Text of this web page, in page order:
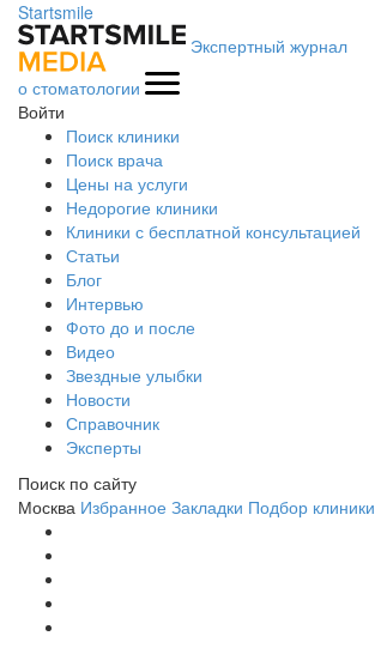
Startsmile
Экспертный журнал
о стоматологии
Войти
Поиск клиники
Поиск врача
Цены на услуги
Недорогие клиники
Клиники с бесплатной консультацией
Статьи
Блог
Интервью
Фото до и после
Видео
Звездные улыбки
Новости
Справочник
Эксперты
Поиск по сайту
Москва Избранное Закладки Подбор клиники